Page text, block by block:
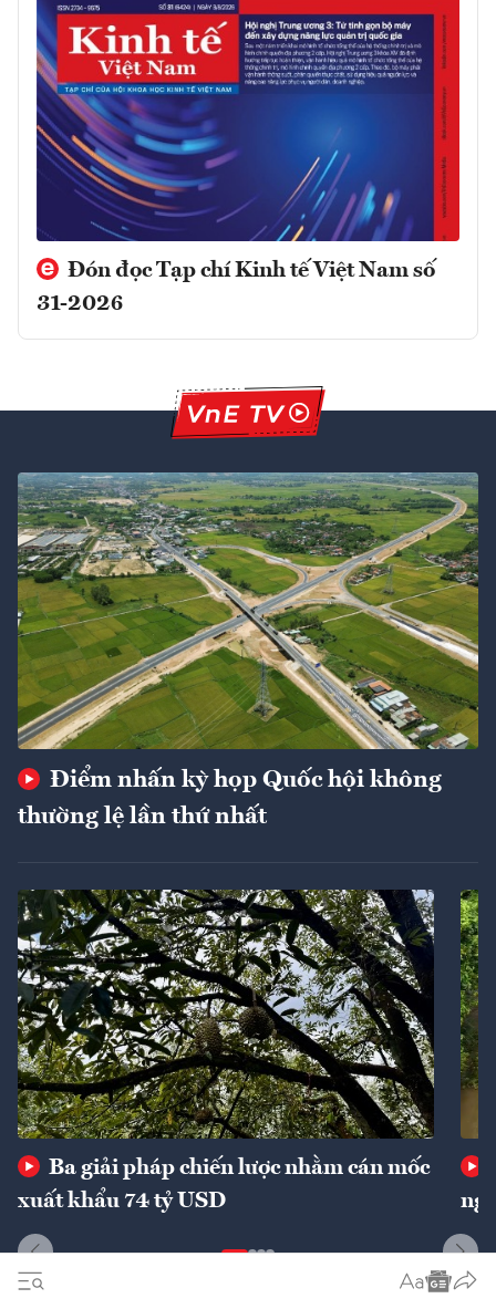
Đón đọc Tạp chí Kinh tế Việt Nam số
31-2026
Điểm nhấn kỳ họp Quốc hội không
thường lệ lần thứ nhất
Ba giải pháp chiến lược nhằm cán mốc
xuất khẩu 74 tỷ USD